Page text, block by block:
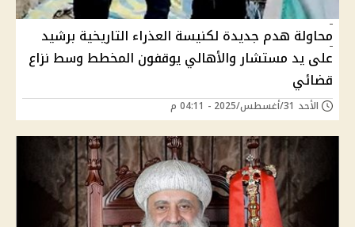
محاولة هدم جديدة لكنيسة العذراء التاريخية برشيد
على يد مستشار والأهالي يوقفون المخطط وسط نزاع
قضائي
الأحد 31/أغسطس/2025 - 04:11 م